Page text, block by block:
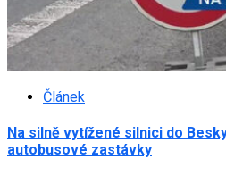
Článek
Na silně vytížené silnici do
autobusové zastávky